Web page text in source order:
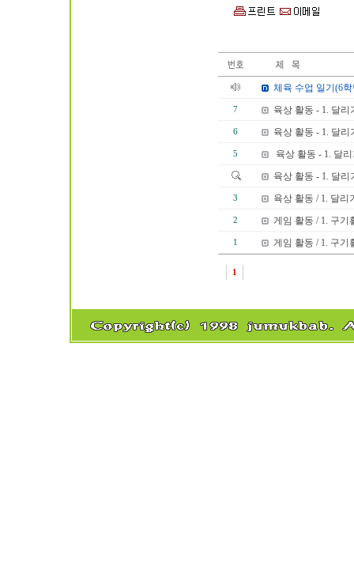
체육 수업 일기(6
7 육상 활동 - 1. 달리
6 육상 활동 - 1. 달리
5
육상 활동 - 1. 달
육상 활동 - 1. 달리
3 육상 활동 / 1. 달리
2 게임 활동 / 1. 구기
1 게임 활동 / 1. 구기
1